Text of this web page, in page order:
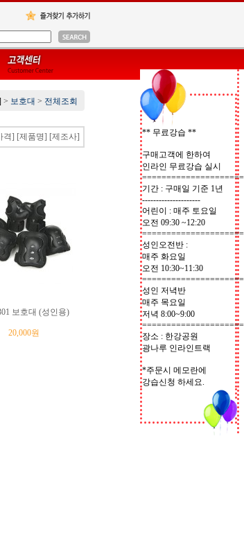
> 보호대 > 전체조회
격] [제품명] [제조사]
보호대 (성인용)
20,000원
** 무료강습 **
구매고객에 한하여
인라인 무료강습 실시
=====================
기간 : 구매일 기준 1년
---------------------
어린이 : 매주 토요일
오전 09:30 ~12:20
=====================
성인오전반 :
매주 화요일
오전 10:30~11:30
=====================
성인 저녁반
매주 목요일
저녁 8:00~9:00
=====================
장소 : 한강공원
광나루 인라인트랙
*주문시 메모란에
강습신청 하세요.